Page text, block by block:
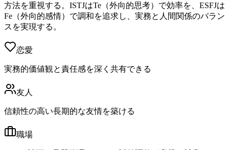
方法を重視する。ISTJはTe（外向的思考）で効率を、ESFJは
Fe（外向的感情）で調和を追求し、実務と人間関係のバラン
スを実現する。
恋愛
実務的価値観と責任感を深く共有できる
友人
信頼性の高い長期的な友情を築ける
職場